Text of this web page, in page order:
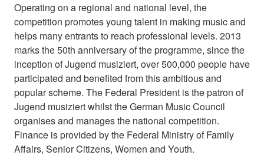
Operating on a regional and national level, the
competition promotes young talent in making music and
helps many entrants to reach professional levels. 2013
marks the 50th anniversary of the programme, since the
inception of Jugend musiziert, over 500,000 people have
participated and benefited from this ambitious and
popular scheme. The Federal President is the patron of
Jugend musiziert whilst the German Music Council
organises and manages the national competition.
Finance is provided by the Federal Ministry of Family
Affairs, Senior Citizens, Women and Youth.